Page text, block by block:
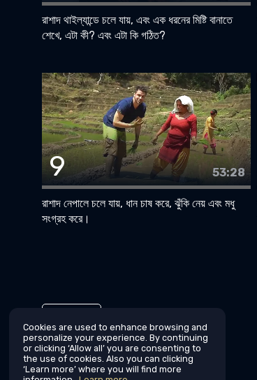
রাশাদ থাইল্যান্ডে চলে যায়, এবং এক ধরনের মিষ্টি বানাতে
শেখে, এটা কী? এবং এটা কি গঠিত?
9 53:28
রাশাদ নেপালে চলে যায়, ধান চাষ করে, ঝুঁকি নেয় এবং মধু
সংগ্রহ করে।
Cookies are used to enhance browsing and
personalize your experience. By continuing
or clicking ‘Allow all’ you are consenting to
the use of cookies. Also you can clicking
‘Learn more’ where you will find more